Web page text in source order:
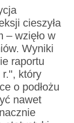
cieszyła
– wzięło w
Wyniki
raportu
który
o podłożu
nawet